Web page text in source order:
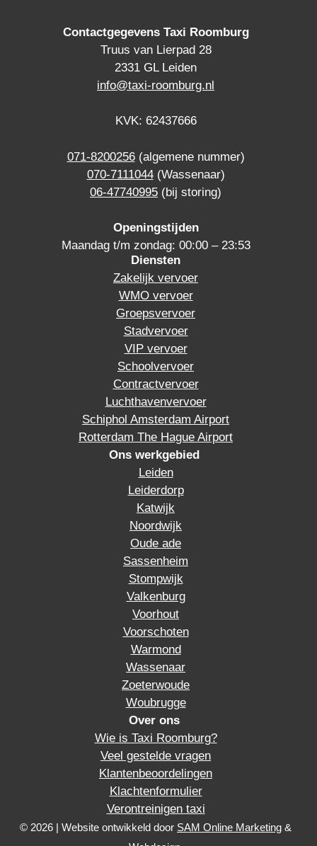
Contactgegevens Taxi Roomburg
Truus van Lierpad 28
2331 GL Leiden
info@taxi-roomburg.nl
KVK: 62437666
071-8200256(algemene nummer)
070-7111044(Wassenaar)
06-47740995 (bij storing)
Openingstijden
Maandag t/m zondag: 00:00 – 23:53
Diensten
Zakelijk vervoer
WMO vervoer
Groepsvervoer
Stadvervoer
VIP vervoer
Schoolvervoer
Contractvervoer
Luchthavenvervoer
Schiphol Amsterdam Airport
Rotterdam The Hague Airport
Ons werkgebied
Leiden
Leiderdorp
Katwijk
Noordwijk
Oude ade
Sassenheim
Stompwijk
Valkenburg
Voorhout
Voorschoten
Warmond
Wassenaar
Zoeterwoude
Woubrugge
Over ons
Wie is Taxi Roomburg?
Veel gestelde vragen
Klantenbeoordelingen
Klachtenformulier
Verontreinigen taxi
© 2026 | Website ontwikkeld door SAM Online Marketing &